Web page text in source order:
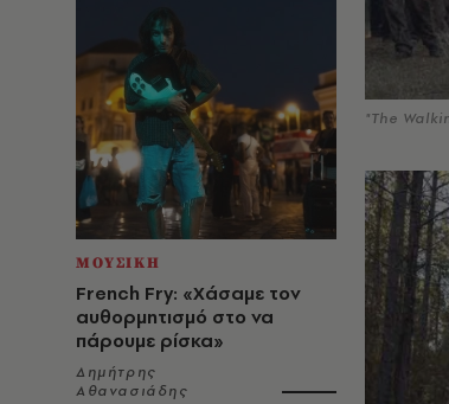
ΜΟΥΣΙΚΗ
French Fry: «Χάσαμε τον
αυθορμητισμό στο να
πάρουμε ρίσκα»
Δημήτρης
Αθανασιάδης
"The